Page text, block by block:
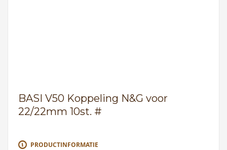
BASI V50 Koppeling N&G voor
22/22mm 10st. #
PRODUCTINFORMATIE